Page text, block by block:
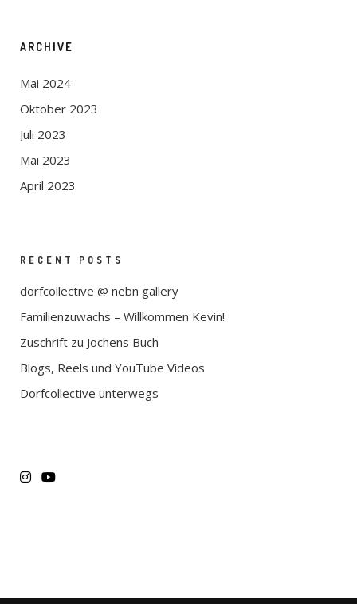
ARCHIVE
Mai 2024
Oktober 2023
Juli 2023
Mai 2023
April 2023
RECENT POSTS
dorfcollective @ nebn gallery
Familienzuwachs – Willkommen Kevin!
Zuschrift zu Jochens Buch
Blogs, Reels und YouTube Videos
Dorfcollective unterwegs